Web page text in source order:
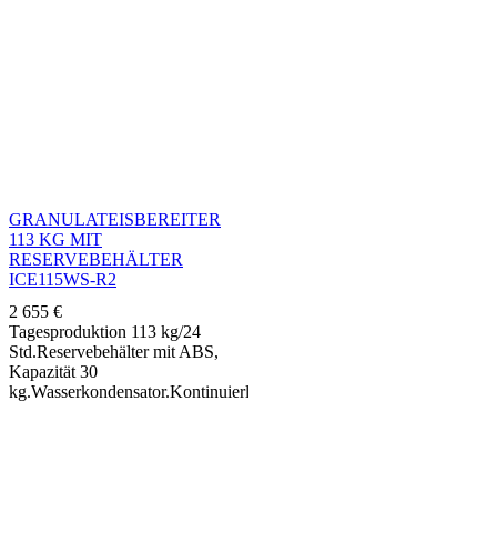
GRANULATEISBEREITER
113 KG MIT
RESERVEBEHÄLTER
ICE115WS-R2
2 655 €
Tagesproduktion 113 kg/24
Std.Reservebehälter mit ABS,
Kapazität 30
kg.Wasserkondensator.Kontinuierliche